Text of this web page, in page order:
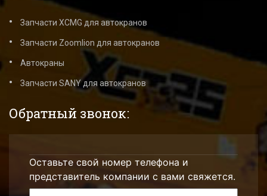
Запчасти XCMG для автокранов
Запчасти Zoomlion для автокранов
Автокраны
Запчасти SANY для автокранов
Обратный звонок:
Оставьте свой номер телефона и
представитель компании с вами свяжется.